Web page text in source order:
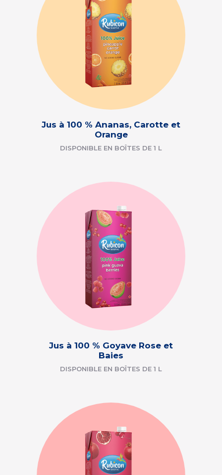
Jus à 100 % Ananas, Carotte et
Orange
DISPONIBLE EN BOÎTES DE 1 L
Jus à 100 % Goyave Rose et
Baies
DISPONIBLE EN BOÎTES DE 1 L